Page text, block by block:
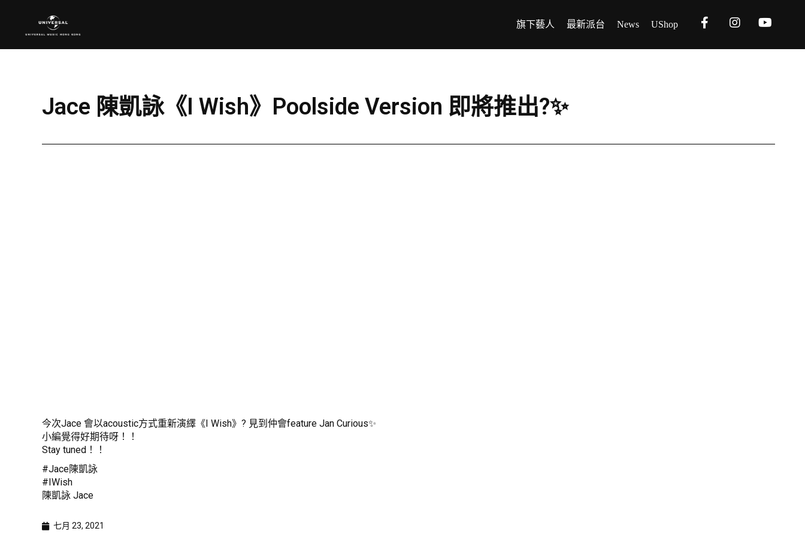
旗下藝人 最新派台 News UShop
Jace 陳凱詠《I Wish》Poolside Version 即將推出?✨
今次Jace 會以acoustic方式重新演繹《I Wish》? 見到仲會feature Jan Curious✨
小編覺得好期待呀！！
Stay tuned！！
#Jace陳凱詠
#IWish
陳凱詠 Jace
七月 23, 2021